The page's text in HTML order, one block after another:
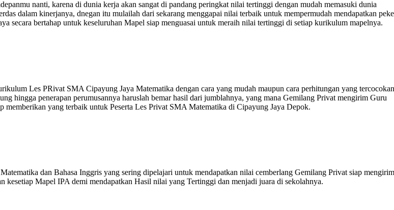
nanti, karena di dunia kerja akan sangat di pandang peringkat nilai tertinggi dengan mudah memasuki dunia
dalam kinerjanya, dnegan itu mulailah dari sekarang menggapai nilai terbaik untuk mempermudah mendapatkan
secara bertahap untuk keseluruhan Mapel siap menguasai untuk meraih nilai tertinggi di setiap kurikulum mapelnya.
Les PRivat SMA Cipayung Jaya Matematika dengan cara yang mudah maupun cara perhitungan yang
hingga penerapan perumusannya haruslah bemar hasil dari jumblahnya, yang mana Gemilang Privat mengirim Guru
yang terbaik untuk Peserta Les Privat SMA Matematika di Cipayung Jaya Depok.
dan Bahasa Inggris yang sering dipelajari untuk mendapatkan nilai cemberlang Gemilang Privat siap mengirim
Mapel IPA demi mendapatkan Hasil nilai yang Tertinggi dan menjadi juara di sekolahnya.